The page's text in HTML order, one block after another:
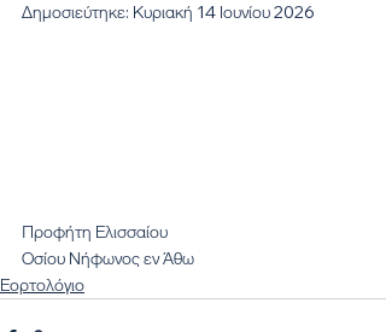
Δημοσιεύτηκε: Κυριακή 14 Ιουνίου 2026
Προφήτη Ελισσαίου
Οσίου Νήφωνος εν Άθω
Εορτολόγιο